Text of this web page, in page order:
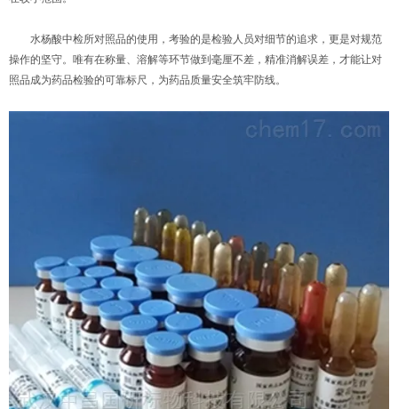
水杨酸中检所对照品的使用，考验的是检验人员对细节的追求，更是对规范
操作的坚守。唯有在称量、溶解等环节做到毫厘不差，精准消解误差，才能让对
照品成为药品检验的可靠标尺，为药品质量安全筑牢防线。